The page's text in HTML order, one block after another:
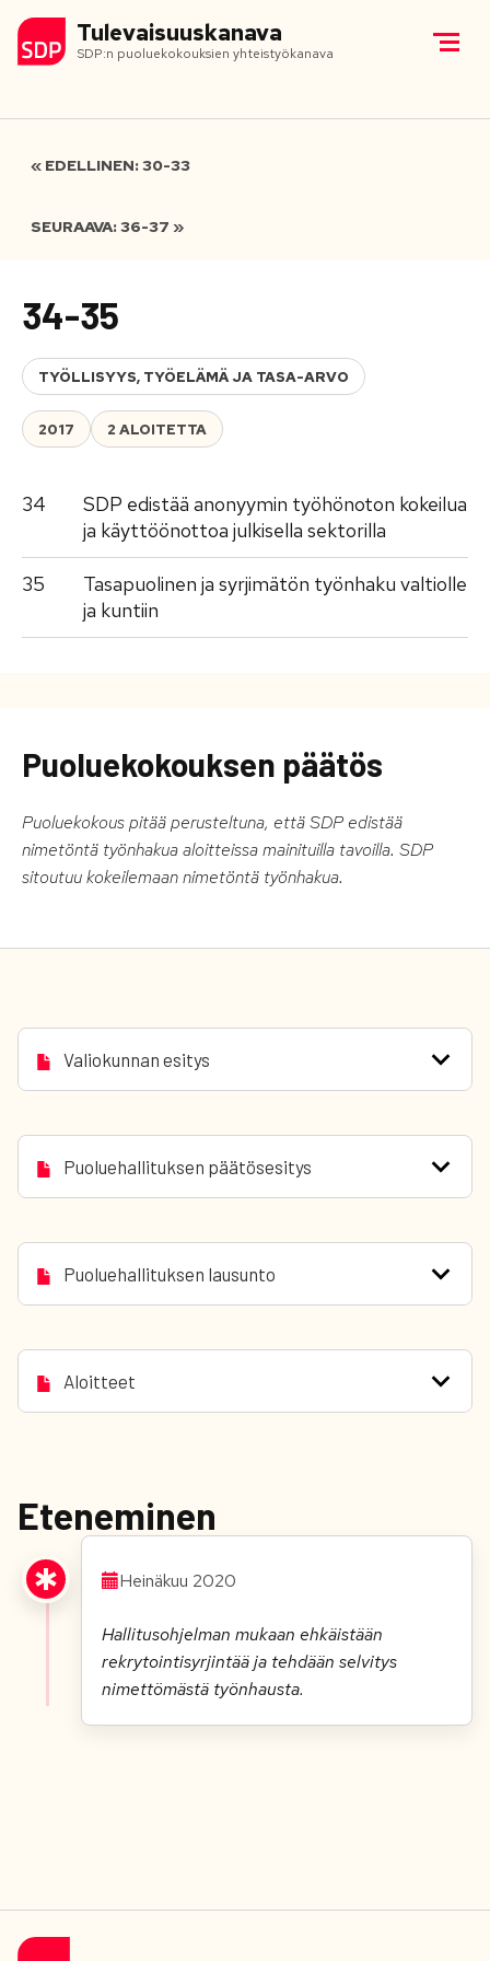
Tulevaisuuskanava
SDP:n puoluekokouksien yhteistyökanava
« EDELLINEN: 30-33
SEURAAVA: 36-37 »
34-35
TYÖLLISYYS, TYÖELÄMÄ JA TASA-ARVO
2017 2 ALOITETTA
34
SDP edistää anonyymin työhönoton kokeilua
ja käyttöönottoa julkisella sektorilla
35
Tasapuolinen ja syrjimätön työnhaku valtiolle
ja kuntiin
Puoluekokouksen päätös
Puoluekokous pitää perusteltuna, että SDP edistää
nimetöntä työnhakua aloitteissa mainituilla tavoilla. SDP
sitoutuu kokeilemaan nimetöntä työnhakua.
Valiokunnan esitys
Puoluehallituksen päätösesitys
Puoluehallituksen lausunto
Aloitteet
Eteneminen
Heinäkuu 2020
Hallitusohjelman mukaan ehkäistään
rekrytointisyrjintää ja tehdään selvitys
nimettömästä työnhausta.